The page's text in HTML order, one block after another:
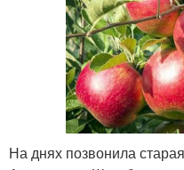
На днях позвонила